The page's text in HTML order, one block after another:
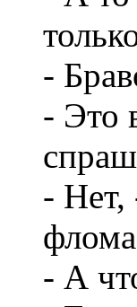
-
- Это
- Нет,
- А